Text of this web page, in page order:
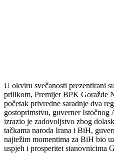
U okviru svečanosti prezentirani
prilikom, Premijer BPK Goražde
početak privredne saradnje dva
gostoprimstvu, guverner
izrazio je zadovoljstvo zbog